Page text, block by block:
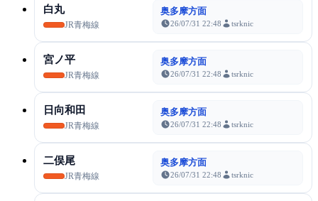
白丸
JR青梅線
奥多摩方面
26/07/31 22:48 tsrknic
宮ノ平
JR青梅線
奥多摩方面
26/07/31 22:48 tsrknic
日向和田
JR青梅線
奥多摩方面
26/07/31 22:48 tsrknic
二俣尾
JR青梅線
奥多摩方面
26/07/31 22:48 tsrknic